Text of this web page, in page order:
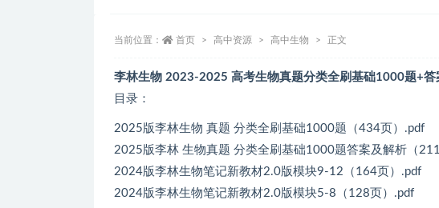
当前位置： 首页 高中资源 高中生物 正文
李林生物 2023-2025 高考生物真题分类全刷基础1000题+答
目录：
2025版李林生物 真题 分类全刷基础1000题（434页）.pdf
2025版李林 生物真题 分类全刷基础1000题答案及解析（
2024版李林生物笔记新教材2.0版模块9-12（164页）.pdf
2024版李林生物笔记新教材2.0版模块5-8（128页）.pdf